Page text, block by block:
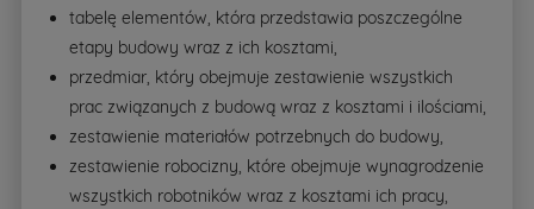
tabelę elementów, która przedstawia poszczególne
etapy budowy wraz z ich kosztami,
przedmiar, który obejmuje zestawienie wszystkich
prac związanych z budową wraz z kosztami i ilościami,
zestawienie materiałów potrzebnych do budowy,
zestawienie robocizny, które obejmuje wynagrodzenie
wszystkich robotników wraz z kosztami ich pracy,